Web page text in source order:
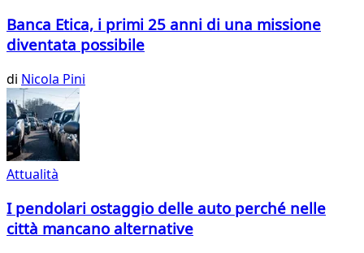
Banca Etica, i primi 25 anni di una missione
diventata possibile
di Nicola Pini
Attualità
I pendolari ostaggio delle auto perché nelle
città mancano alternative